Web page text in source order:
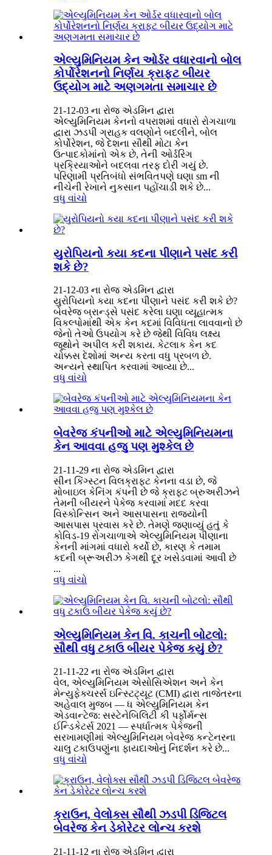
એલ્યુમિનિયમ કેન ઓર્ડર વધારવાનો બોલ
કોર્પોરેશનનો નિર્ણય ક્રાફ્ટ બીયર
ઉદ્યોગ માટે અણગમતા સમાચાર છે
21-12-03 ના રોજ એડમિન દ્વારા
એલ્યુમિનિયમ કેનનો વપરાશમાં વધારો રોગચાળા
દ્વારા ઝડપી ગ્રાહક વલણોને બદલીને, બોલ
કોર્પોરેશન, જે દેશના સૌથી મોટા કેન
ઉત્પાદકોમાંનો એક છે, તેની ઓર્ડરિંગ
પ્રક્રિયાઓને બદલવા તરફ દોરી ગયું છે.
પરિણામી પ્રતિબંધો સંભવિતપણે ઘણા sm ની
નીચેની રેખાને નુકસાન પહોંચાડી શકે છે...
વધુ વાંચો
યુરોપિયનો કયા કદના પીણાને પસંદ કરી
શકે છે?
21-12-03 ના રોજ એડમિન દ્વારા
યુરોપિયનો કયા કદના પીણાને પસંદ કરી શકે છે?
બેવરેજ બ્રાન્ડ્સે પસંદ કરેલા ઘણા વ્યૂહાત્મક
વિકલ્પોમાંથી એક કેન કદમાં વિવિધતા લાવવાનો છે
જેનો તેઓ ઉપયોગ કરે છે જેથી વિવિધ લક્ષ્ય
જૂથોને અપીલ કરી શકાય. કેટલાક કેન કદ
ચોક્કસ દેશોમાં અન્ય કરતા વધુ પ્રબળ છે.
અન્યને સ્થાપિત કરવામાં આવ્યા છે...
વધુ વાંચો
બેવરેજ કંપનીઓ માટે એલ્યુમિનિયમના
કેન આવવા હજુ પણ મુશ્કેલ છે
21-11-29 ના રોજ એડમિન દ્વારા
સીન કિંગ્સ્ટન વિલક્રાફ્ટ કેનના વડા છે, જે
મોબાઇલ કેનિંગ કંપની છે જે ક્રાફ્ટ બ્રુઅરીઝને
તેમની બીયરને પેકેજ કરવામાં મદદ કરવા
વિસ્કોન્સિન અને આસપાસના રાજ્યોની
આસપાસ પ્રવાસ કરે છે. તેમણે જણાવ્યું હતું કે
કોવિડ-19 રોગચાળાએ એલ્યુમિનિયમ પીણાના
કેનની માંગમાં વધારો કર્યો છે, કારણ કે તમામ
કદની બ્રૂઅરીઝ કેગથી દૂર ખસેડવામાં આવી છે
...
વધુ વાંચો
એલ્યુમિનિયમ કેન વિ. કાચની બોટલો:
સૌથી વધુ ટકાઉ બીયર પેકેજ કયું છે?
21-11-22 ના રોજ એડમિન દ્વારા
વેલ, એલ્યુમિનિયમ એસોસિએશન અને કેન
મેન્યુફેક્ચરર્સ ઇન્સ્ટિટ્યૂટ (CMI) દ્વારા તાજેતરના
અહેવાલ મુજબ — ધ એલ્યુમિનિયમ કેન
એડવાન્ટેજ: સસ્ટેનેબિલિટી કી પર્ફોર્મન્સ
ઈન્ડિકેટર્સ 2021 — સ્પર્ધાત્મક પેકેજની
સરખામણીમાં એલ્યુમિનિયમ બેવરેજ કન્ટેનરના
ચાલુ ટકાઉપણુંના ફાયદાઓનું નિદર્શન કરે છે...
વધુ વાંચો
ક્રાઉન, વેલોક્સ સૌથી ઝડપી ડિજિટલ
બેવરેજ કેન ડેકોરેટર લોન્ચ કરશે
21-11-12 ના રોજ એડમિન દ્વારા